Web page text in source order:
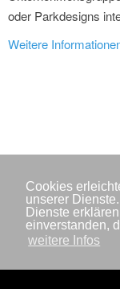
Cookies
unserer
Dienste
einverstanden,
weitere Infos
oder Parkdesigns
Weitere
Impressum
Kontakt